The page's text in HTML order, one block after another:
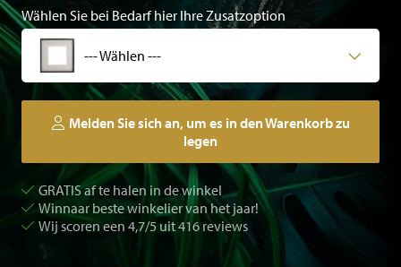
Wählen Sie bei Bedarf hier Ihre Zusatzoption
--- Wählen ---
Melden Sie sich an, um es in den Warenkorb zu
legen
GRATIS af te halen in de winkel
Winnaar beste winkelier van het jaar!
Wij scoren een 4,7/5 uit 416 reviews